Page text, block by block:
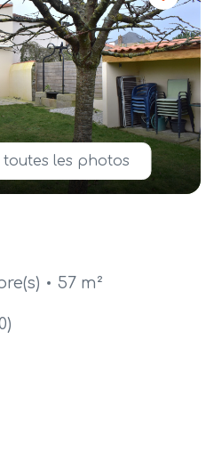
les photos
57 m²